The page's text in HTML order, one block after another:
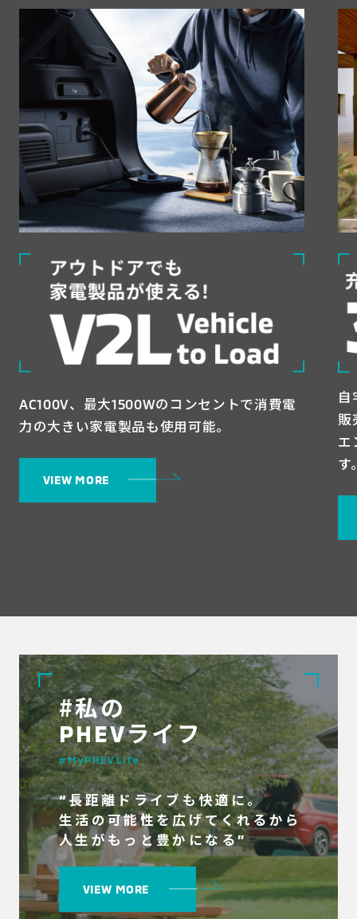
AC100V、最大1500Wのコンセントで消費電
力の大きい家電製品も使用可能。
VIEW MORE
自
販
エ
す
#私の
PHEVライフ
#MyPHEVLife
“長距離ドライブも快適に。
生活の可能性を広げてくれるから
人生がもっと豊かになる”
VIEW MORE